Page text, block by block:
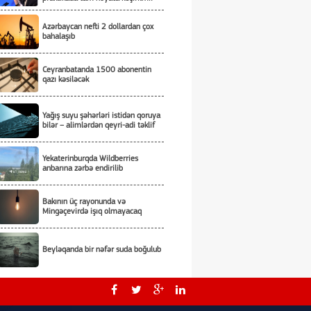
Azərbaycan nefti 2 dollardan çox
bahalaşıb
Ceyranbatanda 1500 abonentin
qazı kəsiləcək
Yağış suyu şəhərləri istidən qoruya
bilər – alimlərdən qeyri-adi təklif
Yekaterinburqda Wildberries
anbarına zərbə endirilib
Bakının üç rayonunda və
Mingəçevirdə işıq olmayacaq
Beyləqanda bir nəfər suda boğulub
Tailandda məktəbdə atışmada
ölənlərin sayı yeddi nəfərə çatıb –